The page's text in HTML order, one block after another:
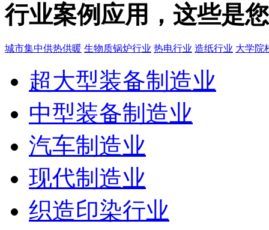
行业案例应用，这些是
城市集中供热供暖 生物质锅炉行业 热电行业 造纸行业 大学院
超大型装备制造业
中型装备制造业
汽车制造业
现代制造业
织造印染行业